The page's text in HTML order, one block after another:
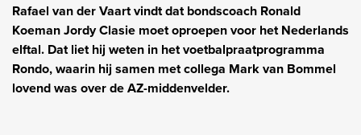
Rafael van der Vaart vindt dat bondscoach Ronald
Koeman Jordy Clasie moet oproepen voor het Nederlands
elftal. Dat liet hij weten in het voetbalpraatprogramma
Rondo, waarin hij samen met collega Mark van Bommel
lovend was over de AZ-middenvelder.